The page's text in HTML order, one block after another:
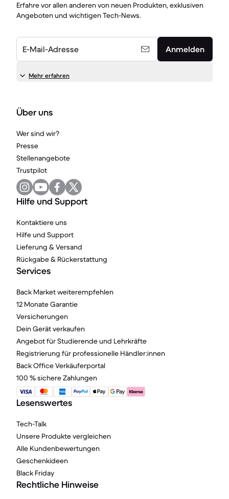
Erfahre vor allen anderen von neuen Produkten, exklusiven
Angeboten und wichtigen Tech-News.
E-Mail-Adresse Anmelden
Mehr erfahren
Über uns
Wer sind wir?
Presse
Stellenangebote
Trustpilot
Hilfe und Support
Kontaktiere uns
Hilfe und Support
Lieferung & Versand
Rückgabe & Rückerstattung
Services
Back Market weiterempfehlen
12 Monate Garantie
Versicherungen
Dein Gerät verkaufen
Angebot für Studierende und Lehrkräfte
Registrierung für professionelle Händler:innen
Back Office Verkäuferportal
100 % sichere Zahlungen
Lesenswertes
Tech-Talk
Unsere Produkte vergleichen
Alle Kundenbewertungen
Geschenkideen
Black Friday
Rechtliche Hinweise